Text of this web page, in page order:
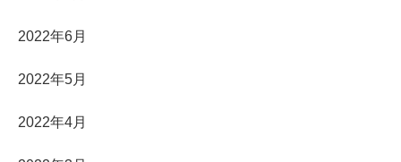
2022年6月
2022年5月
2022年4月